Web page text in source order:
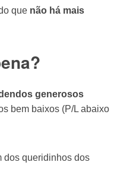
que não há mais
generosos
bem baixos (P/L abaixo
dos queridinhos dos